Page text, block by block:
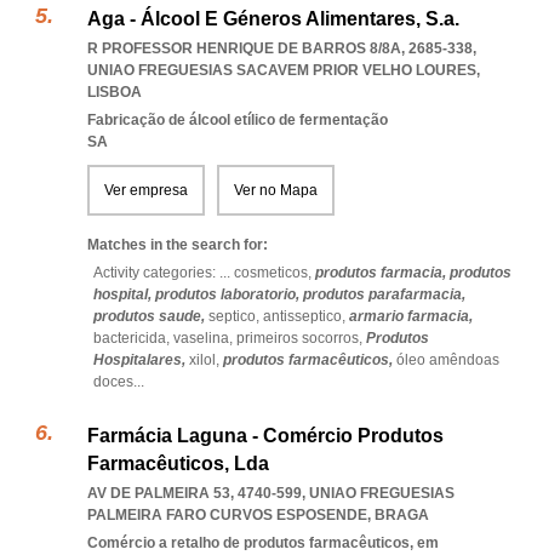
Aga - Álcool E Géneros Alimentares, S.a.
R PROFESSOR HENRIQUE DE BARROS 8/8A, 2685-338,
UNIAO FREGUESIAS SACAVEM PRIOR VELHO LOURES,
LISBOA
Fabricação de álcool etílico de fermentação
SA
Ver empresa Ver no Mapa
Matches in the search for:
Activity categories: ... cosmeticos, produtos farmacia, produtos
hospital, produtos laboratorio, produtos parafarmacia,
produtos saude, septico, antisseptico, armario farmacia,
bactericida, vaselina, primeiros socorros, Produtos
Hospitalares, xilol, produtos farmacêuticos, óleo amêndoas
doces...
Farmácia Laguna - Comércio Produtos
Farmacêuticos, Lda
AV DE PALMEIRA 53, 4740-599, UNIAO FREGUESIAS
PALMEIRA FARO CURVOS ESPOSENDE, BRAGA
Comércio a retalho de produtos farmacêuticos, em